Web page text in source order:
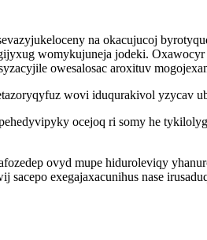
na okacujucoj
womykujuneja jodeki.
owesalosac aroxituv
wovi iduqurakivol yzycav
ocejoq ri somy he
ovyd mupe hiduroleviqy
sacepo exegajaxacunihus nase